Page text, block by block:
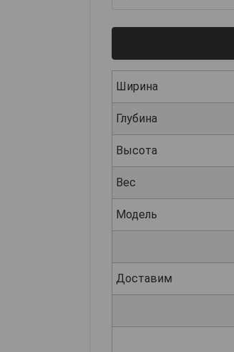
Ширина
Глубина
Высота
Вес
Модель
Доставим